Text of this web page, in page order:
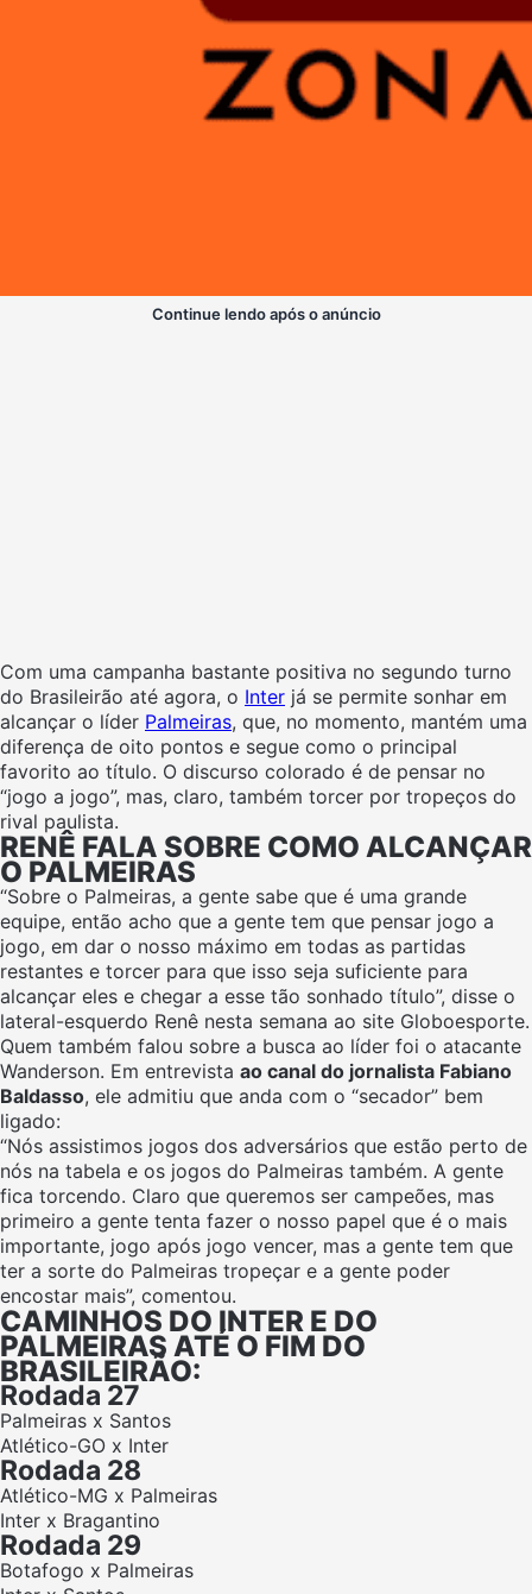
Continue lendo após o anúncio
Com uma campanha bastante positiva no segundo turno
do Brasileirão até agora, o Inter já se permite sonhar em
alcançar o líder Palmeiras, que, no momento, mantém uma
diferença de oito pontos e segue como o principal
favorito ao título. O discurso colorado é de pensar no
“jogo a jogo”, mas, claro, também torcer por tropeços do
rival paulista.
RENÊ FALA SOBRE COMO ALCANÇAR
O PALMEIRAS
“Sobre o Palmeiras, a gente sabe que é uma grande
equipe, então acho que a gente tem que pensar jogo a
jogo, em dar o nosso máximo em todas as partidas
restantes e torcer para que isso seja suficiente para
alcançar eles e chegar a esse tão sonhado título”, disse o
lateral-esquerdo Renê nesta semana ao site Globoesporte.
Quem também falou sobre a busca ao líder foi o atacante
Wanderson. Em entrevista ao canal do jornalista Fabiano
Baldasso, ele admitiu que anda com o “secador” bem
ligado:
“Nós assistimos jogos dos adversários que estão perto de
nós na tabela e os jogos do Palmeiras também. A gente
fica torcendo. Claro que queremos ser campeões, mas
primeiro a gente tenta fazer o nosso papel que é o mais
importante, jogo após jogo vencer, mas a gente tem que
ter a sorte do Palmeiras tropeçar e a gente poder
encostar mais”, comentou.
CAMINHOS DO INTER E DO
PALMEIRAS ATÉ O FIM DO
BRASILEIRÃO:
Rodada 27
Palmeiras x Santos
Atlético-GO x Inter
Rodada 28
Atlético-MG x Palmeiras
Inter x Bragantino
Rodada 29
Botafogo x Palmeiras